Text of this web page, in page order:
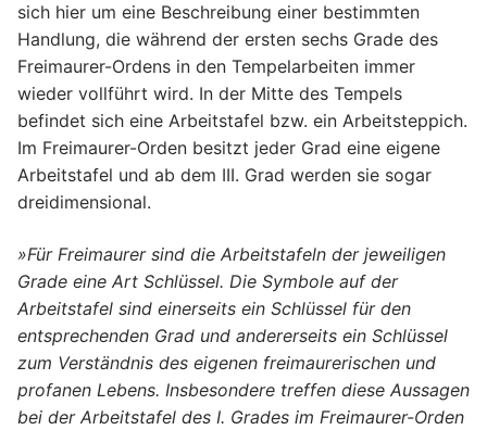
sich hier um eine Beschreibung einer bestimmten
Handlung, die während der ersten sechs Grade des
Freimaurer-Ordens in den Tempelarbeiten immer
wieder vollführt wird. In der Mitte des Tempels
befindet sich eine Arbeitstafel bzw. ein Arbeitsteppich.
Im Freimaurer-Orden besitzt jeder Grad eine eigene
Arbeitstafel und ab dem III. Grad werden sie sogar
dreidimensional.
»Für Freimaurer sind die Arbeitstafeln der jeweiligen
Grade eine Art Schlüssel. Die Symbole auf der
Arbeitstafel sind einerseits ein Schlüssel für den
entsprechenden Grad und andererseits ein Schlüssel
zum Verständnis des eigenen freimaurerischen und
profanen Lebens. Insbesondere treffen diese Aussagen
bei der Arbeitstafel des I. Grades im Freimaurer-Orden